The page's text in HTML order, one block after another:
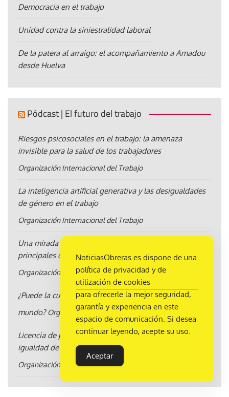
Democracia en el trabajo
Unidad contra la siniestralidad laboral
De la patera al arraigo: el acompañamiento a Amadou
desde Huelva
Pódcast | El futuro del trabajo
Riesgos psicosociales en el trabajo: la amenaza
invisible para la salud de los trabajadores
Organización Internacional del Trabajo
La inteligencia artificial generativa y las desigualdades
de género en el trabajo
Organización Internacional del Trabajo
Una mirada al estado del empleo mundial y sus
principales desafíos
Organización Internacional del Trabajo
¿Puede la cumbre en Doha revivir la justicia social en el
mundo? Organización Internacional del Trabajo
Licencia de paternidad: un paso necesario para la
igualdad de género
Organización Internacional del Trabajo
NoticiasObreras.es dispone de una
política de privacidad y de
utilización de cookies
para ofrecerle la mejor seguridad,
garantía y experiencia en este
espacio de comunicación. Si desea
continuar leyendo, acepte su uso.
Aceptar